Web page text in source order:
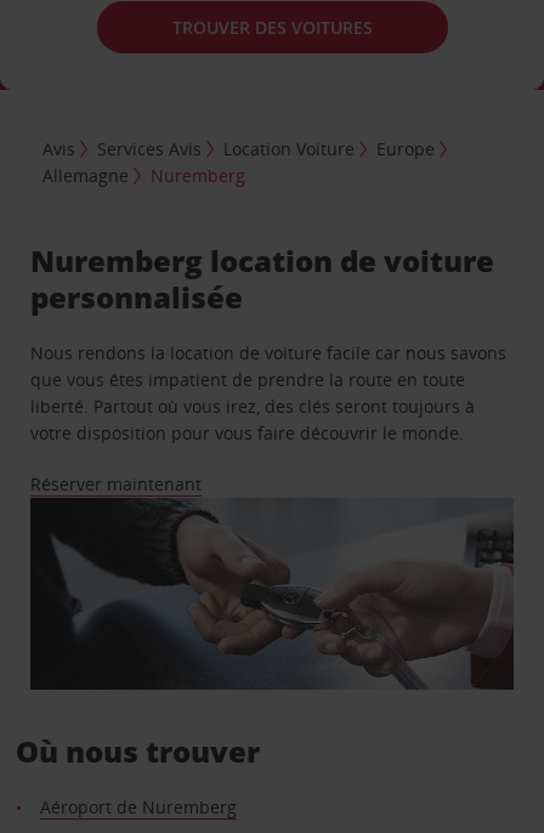
TROUVER DES VOITURES
Avis Services Avis Location Voiture
Europe
Allemagne
Nuremberg
Nuremberg location de voiture
personnalisée
Nous rendons la location de voiture facile car nous savons
que vous êtes impatient de prendre la route en toute
liberté. Partout où vous irez, des clés seront toujours à
votre disposition pour vous faire découvrir le monde.
Réserver maintenant
Où nous trouver
Aéroport de Nuremberg